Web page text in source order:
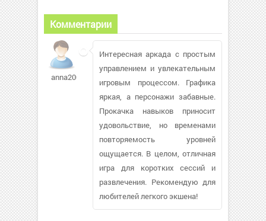
Комментарии
anna20003250
Интересная аркада с простым
управлением и увлекательным
игровым процессом. Графика
яркая, а персонажи забавные.
Прокачка навыков приносит
удовольствие, но временами
повторяемость уровней
ощущается. В целом, отличная
игра для коротких сессий и
развлечения. Рекомендую для
любителей легкого экшена!